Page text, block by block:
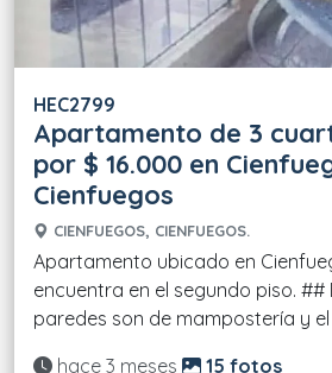
HEC2799
Apartamento de 3
por $ 16.000 en
Cienfuegos
CIENFUEGOS, CIENFUEGOS.
Apartamento ubicado en
encuentra en el segundo piso. ##
paredes son de mampostería y el
Actualizado:
hace 3 meses 15 fotos